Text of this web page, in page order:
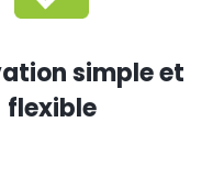
simple et
flexible